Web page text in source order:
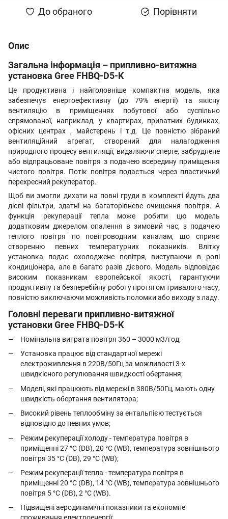
До обраного Порівняти
Опис
Загальна інформація – припливно-витяжна
установка Gree FHBQ-D5-K
Це продуктивна і найголовніше компактна модель, яка
забезпечує енергоефективну (до 79% енергії) та якісну
вентиляцію в приміщеннях побутової або суспільно
спрямованої, наприклад, у квартирах, приватних будинках,
офісних центрах , майстерень і т.д. Це повністю зібраний
вентиляційний агрегат, створений для налагодження
природного процесу вентиляції, видаляючи сперте, забруднене
або відпрацьоване повітря з подачею всередину приміщення
чистого повітря. Потік повітря подається через пластичний
перехресний рекуператор.
Щоб ви змогли дихати на повні груди в комплекті йдуть два
дієві фільтри, здатні на багаторівневе очищення повітря. А
функція рекуперації тепла може робити цю модель
додатковим джерелом опалення в зимовий час, з подачею
теплого повітря по повітроводним каналам, що сприяє
створенню певних температурних показників. Влітку
установка подає охолоджене повітря, виступаючи в ролі
кондиціонера, але в багато разів дієвого. Модель відповідає
високим показникам європейської якості, гарантуючи
продуктивну та безперебійну роботу протягом тривалого часу,
повністю виключаючи можливість поломки або виходу з ладу.
Головні переваги припливно-витяжної
установки Gree FHBQ-D5-K
Номінальна витрата повітря 360 – 3000 м3/год;
Установка працює від стандартної мережі
електроживлення в 220В/50Гц за можливості 3-х
швидкісного регулювання швидкості обертання;
Моделі, які працюють від мережі в 380В/50Гц, мають одну
швидкість обертання вентилятора;
Високий рівень теплообміну за ентальпією тестується
відповідно до певних умов;
Режим рекуперації холоду - температура повітря в
приміщенні 27 °С (DВ), 20 °С (WB), температура зовнішнього
повітря 35 °С (DВ), 29 °С (WB);
Режим рекуперації тепла - температура повітря в
приміщенні 20 °С (DВ), 14 °С (WB), температура зовнішнього
повітря 5 °С (DВ), 2 °С (WB).
Підвищені аеродинамічні показники та економне